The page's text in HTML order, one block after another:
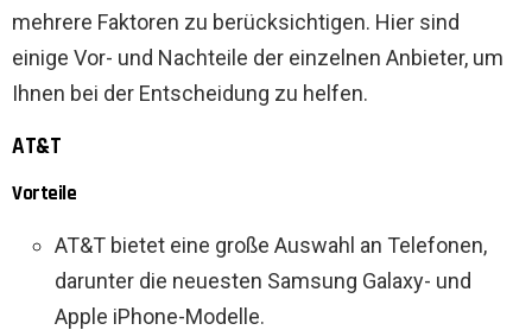
mehrere Faktoren zu berücksichtigen. Hier sind
einige Vor- und Nachteile der einzelnen Anbieter, um
Ihnen bei der Entscheidung zu helfen.
AT&T
Vorteile
AT&T bietet eine große Auswahl an Telefonen,
darunter die neuesten Samsung Galaxy- und
Apple iPhone-Modelle.